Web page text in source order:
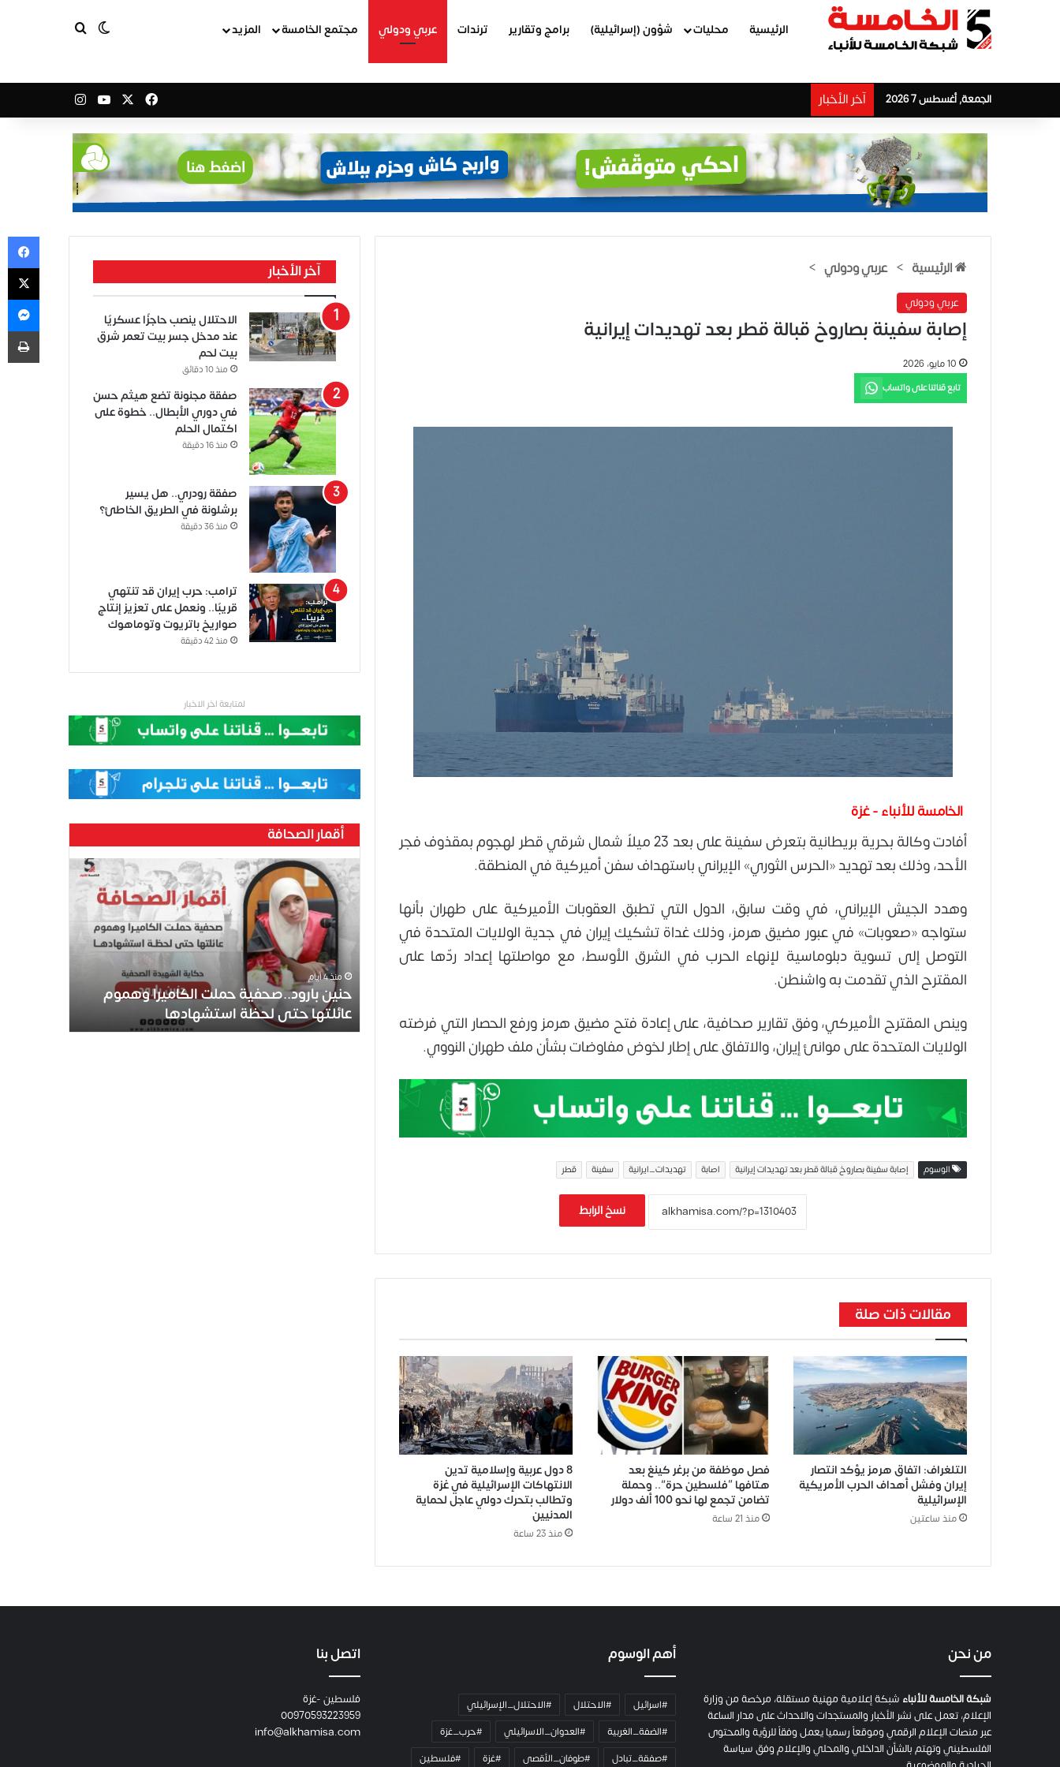
الرئيسية محليات شؤون (إسرائيلية) برامج وتقارير ترندات عربي ودولي مجتمع الخامسة المزيد الوضع المظلم
بحث عن
الجمعة, أغسطس 7 2026 آخر الأخبار فيسبوك‫YouTube
انستقرام
الرئيسية > عربي ودولي >
عربي ودولي
إصابة سفينة بصاروخ قبالة قطر بعد تهديدات إيرانية
10 مايو، 2026
تابع قناتنا على واتساب
الخامسة للأنباء - غزة
أفادت وكالة بحرية بريطانية بتعرض سفينة على بعد 23 ميلاً شمال شرقي قطر لهجوم بمقذوف فجر
الأحد، وذلك بعد تهديد «الحرس الثوري» الإيراني باستهداف سفن أميركية في المنطقة.
وهدد الجيش الإيراني، في وقت سابق، الدول التي تطبق العقوبات الأميركية على طهران بأنها
ستواجه «صعوبات» في عبور مضيق هرمز، وذلك غداة تشكيك إيران في جدية الولايات المتحدة في
التوصل إلى تسوية دبلوماسية لإنهاء الحرب في الشرق الأوسط، مع مواصلتها إعداد ردّها على
المقترح الذي تقدمت به واشنطن.
وينص المقترح الأميركي، وفق تقارير صحافية، على إعادة فتح مضيق هرمز ورفع الحصار التي فرضته
الولايات المتحدة على موانئ إيران، والاتفاق على إطار لخوض مفاوضات بشأن ملف طهران النووي.
الوسوم إصابة سفينة بصاروخ قبالة قطر بعد تهديدات إيرانية اصابة تهديدات_ايرانية سفينة قطر
نسخ الرابط
مقالات ذات صلة
التلغراف: اتفاق هرمز يؤكد انتصار
إيران وفشل أهداف الحرب الأمريكية
الإسرائيلية
منذ ساعتين
فصل موظفة من برغر كينغ بعد
هتافها “فلسطين حرة”.. وحملة
تضامن تجمع لها نحو 100 ألف دولار
منذ 21 ساعة
8 دول عربية وإسلامية تدين
الانتهاكات الإسرائيلية في غزة
وتطالب بتحرك دولي عاجل لحماية
المدنيين
منذ 23 ساعة
آخر الأخبار
الاحتلال ينصب حاجزًا عسكريًا
عند مدخل جسر بيت تعمر شرق
بيت لحم
منذ 10 دقائق
صفقة مجنونة تضع هيثم حسن
في دوري الأبطال.. خطوة على
اكتمال الحلم
منذ 16 دقيقة
صفقة رودري.. هل يسير
برشلونة في الطريق الخاطئ؟
منذ 36 دقيقة
ترامب: حرب إيران قد تنتهي
قريبًا.. ونعمل على تعزيز إنتاج
صواريخ باتريوت وتوماهوك
منذ 42 دقيقة
لمتابعة اخر الاخبار
أقمار الصحافة
حنين
بارود..صحفية
حملت
الكاميرا
وهموم
عائلتها
لحظة
استشهادها
منذ 4 أيام
حنين بارود..صحفية حملت الكاميرا وهموم
عائلتها حتى لحظة استشهادها
من نحن
شبكة الخامسة للأنباء شبكة إعلامية مهنية مستقلة، مرخصة من وزارة
الإعلام، تعمل على نشر الأخبار والمستجدات والاحداث على مدار الساعة
عبر منصات الإعلام الرقمي وموقعاً رسميا يعمل وفقاً للرؤية والمحتوى
الفلسطيني وتهتم بالشأن الداخلي والمحلي والإعلام وفق سياسة
أهم الوسوم
#اسرائيل #الاحتلال
#الاحتلال_الإسرائيلي
#الضفة_الغربية
#العدوان_الاسرائيلي
#حرب_غزة
#صفقة_تبادل
#طوفان_الأقصى #غزة #فلسطين
اتصل بنا
فلسطين -غزة
00970593223959
info@alkhamisa.com
‫X